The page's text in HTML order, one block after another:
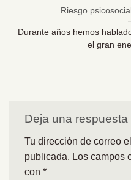
Riesgo
Durante años hemos
el gran
Deja una respuesta
Tu dirección de correo
publicada. Los campos
con *